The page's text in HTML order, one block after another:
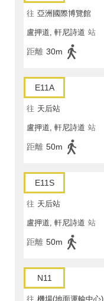
往 亞洲國際博覽館
盧押道, 軒尼詩道 站
距離 30m
E11A
往 天后站
盧押道, 軒尼詩道 站
距離 50m
E11S
往 天后站
盧押道, 軒尼詩道 站
距離 50m
N11
往 機場(地面運輸中心)